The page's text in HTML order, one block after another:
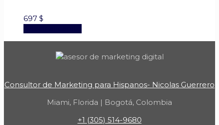
697 $
Consultor de Marketing para Hispanos- Nicolas Guerrero
Miami, Florida | Bogotá, Colombia
+1 (305) 514-9680